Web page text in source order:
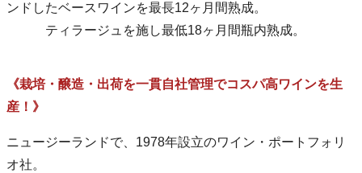
ンドしたベースワインを最長12ヶ月間熟成。
ティラージュを施し最低18ヶ月間瓶内熟成。
《栽培・醸造・出荷を一貫自社管理でコスパ高ワインを生
産！》
ニュージーランドで、1978年設立のワイン・ポートフォリ
オ社。